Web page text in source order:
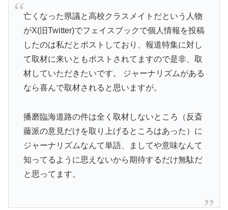
亡くなった県議と高校クラスメイトだという人物
がX(旧Twitter)でフェイスブックで個人情報を投稿
したのは私だとポストしており、報道特集に対し
て取材に来いともポストされてますので是非、取
材していただきたいです。 ジャーナリズムがある
なら喜んで取材されると思いますが。
播磨臨海道路の件は全く取材しないところ（反斎
藤派の意見だけを取り上げるところはあった）に
ジャーナリズムなんて単語、ましてや意味なんて
知ってるように思えないから期待するだけ無駄だ
と思ってます。